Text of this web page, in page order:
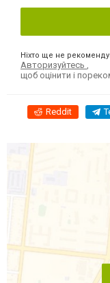
Ніхто ще не
Авторизуйтесь
щоб оцінити і
Reddit